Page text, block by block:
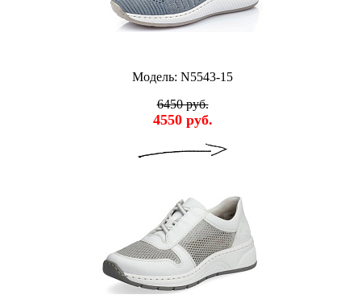
Модель: N5543-15
6450 руб.
4550 руб.